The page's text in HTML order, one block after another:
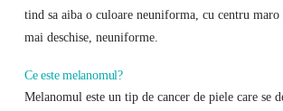
tind sa aiba o culoare neuniforma, cu centru
mai deschise, neuniforme.
Ce este melanomul?
Melanomul este un tip de cancer de piele care se